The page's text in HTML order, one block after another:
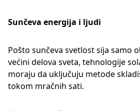
Sunčeva energija i ljudi
Pošto sunčeva svetlost sija samo
većini delova sveta, tehnologije
moraju da uključuju metode
tokom mračnih sati.